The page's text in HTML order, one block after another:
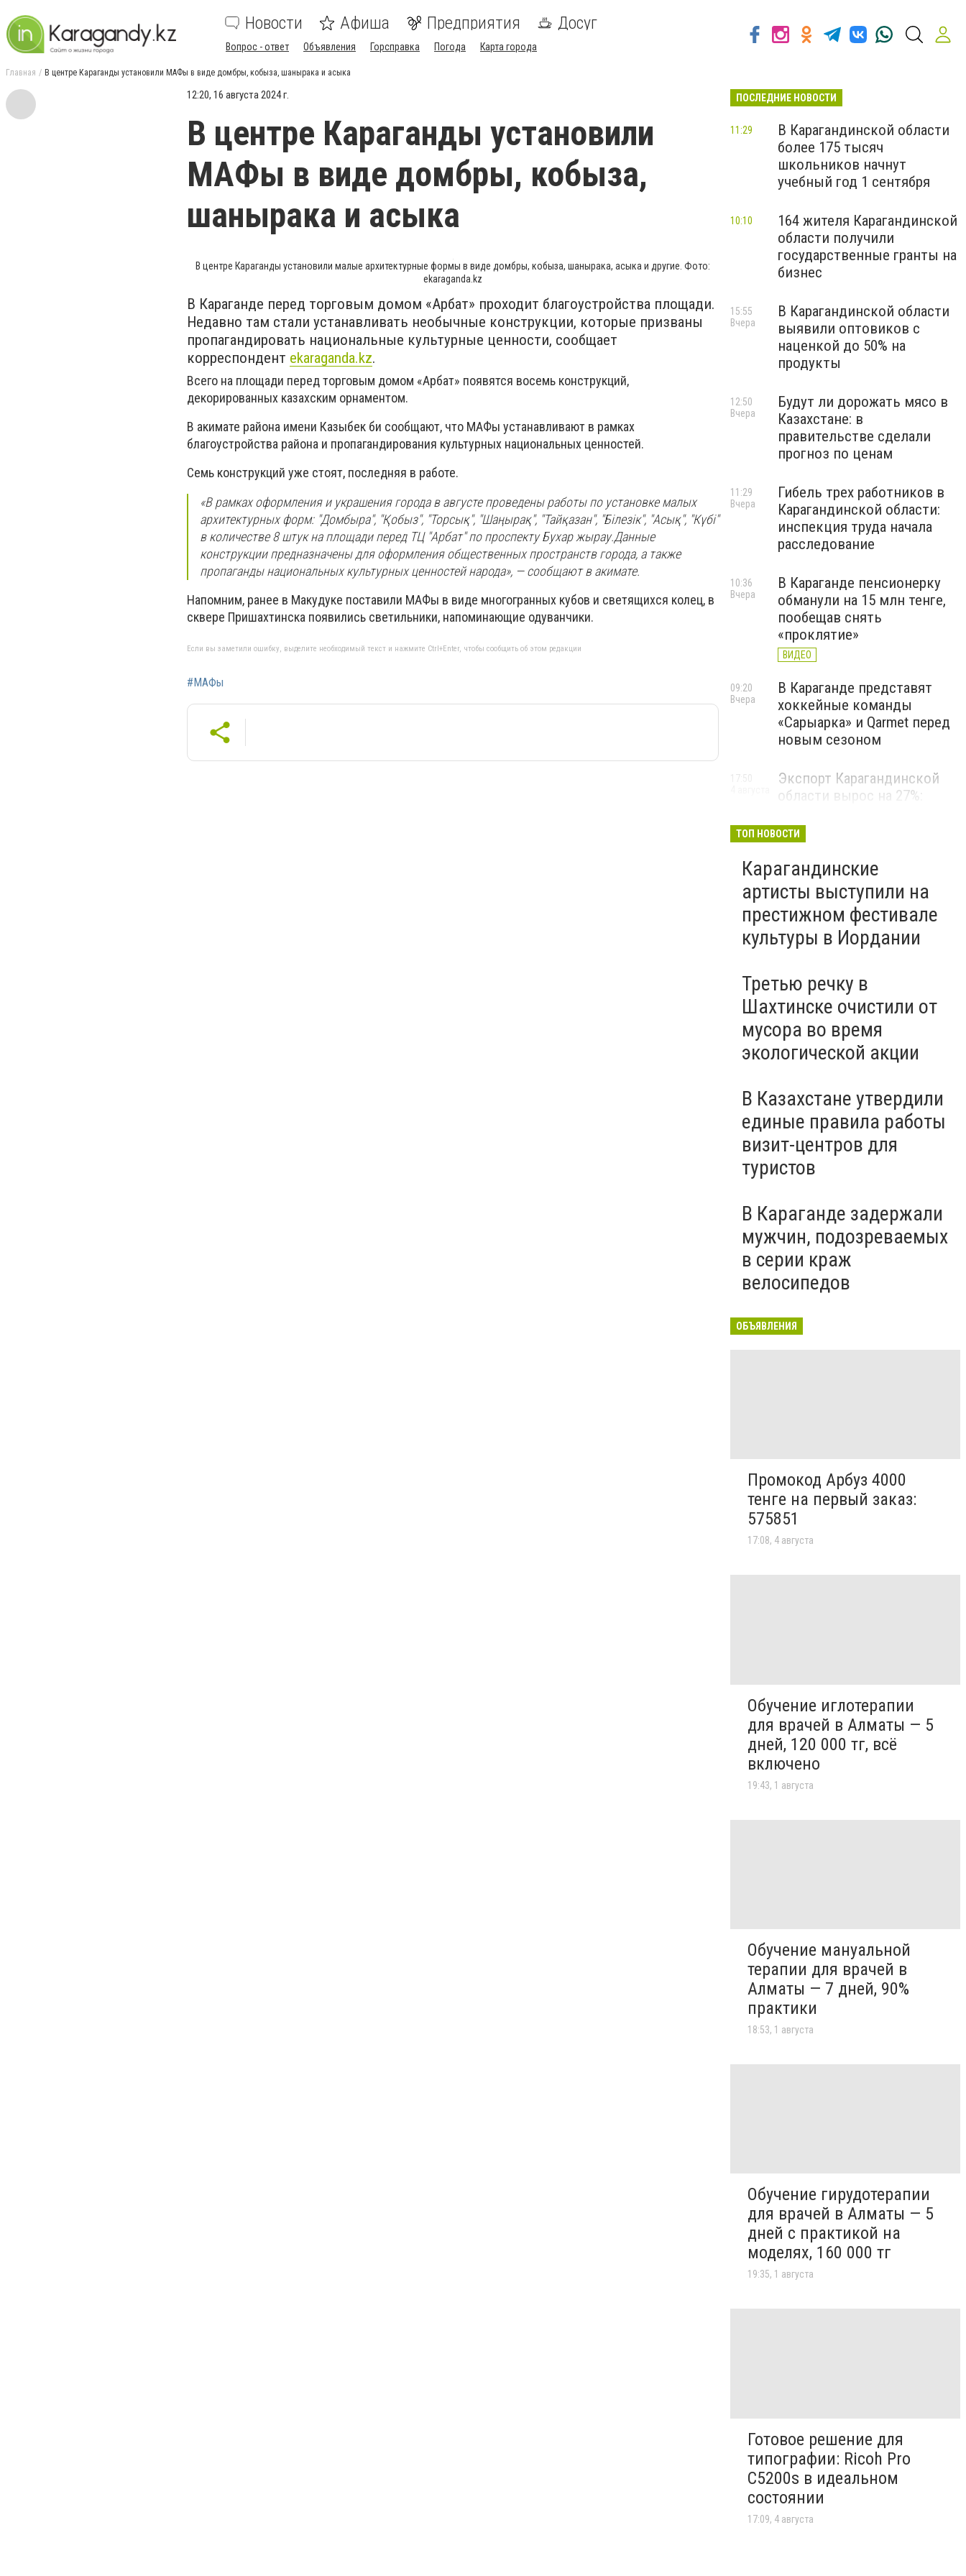
Новости Афиша Предприятия Досуг
Вопрос - ответ Объявления Горсправка Погода Карта города
Главная В центре Караганды установили МАФы в виде домбры, кобыза, шанырака и асыка
12:20, 16 августа 2024 г.
В центре Караганды установили
МАФы в виде домбры, кобыза,
шанырака и асыка
В центре Караганды установили малые архитектурные формы в виде домбры, кобыза, шанырака, асыка и другие. Фото:
ekaraganda.kz
В Караганде перед торговым домом «Арбат» проходит благоустройства площади.
Недавно там стали устанавливать необычные конструкции, которые призваны
пропагандировать национальные культурные ценности, сообщает
корреспондент ekaraganda.kz.
Всего на площади перед торговым домом «Арбат» появятся восемь конструкций,
декорированных казахским орнаментом.
В акимате района имени Казыбек би сообщают, что МАФы устанавливают в рамках
благоустройства района и пропагандирования культурных национальных ценностей.
Семь конструкций уже стоят, последняя в работе.
«В рамках оформления и украшения города в августе проведены работы по установке малых
архитектурных форм: "Домбыра", "Қобыз", "Торсық", "Шаңырақ", "Тайқазан", "Білезік", "Асық", "Күбі"
в количестве 8 штук на площади перед ТЦ "Арбат" по проспекту Бухар жырау.Данные
конструкции предназначены для оформления общественных пространств города, а также
пропаганды национальных культурных ценностей народа», — сообщают в акимате.
Напомним, ранее в Макудуке поставили МАФы в виде многогранных кубов и светящихся колец, в
сквере Пришахтинска появились светильники, напоминающие одуванчики.
Если вы заметили ошибку, выделите необходимый текст и нажмите Ctrl+Enter, чтобы сообщить об этом редакции
#МАФы
ПОСЛЕДНИЕ НОВОСТИ
В Карагандинской области
более 175 тысяч
школьников начнут
учебный год 1 сентября
11:29
164 жителя Карагандинской
области получили
государственные гранты на
бизнес
10:10
В Карагандинской области
выявили оптовиков с
наценкой до 50% на
продукты
15:55
Вчера
Будут ли дорожать мясо в
Казахстане: в
правительстве сделали
прогноз по ценам
12:50
Вчера
Гибель трех работников в
Карагандинской области:
инспекция труда начала
расследование
11:29
Вчера
В Караганде пенсионерку
обманули на 15 млн тенге,
пообещав снять
«проклятие»
ВИДЕО
10:36
Вчера
В Караганде представят
хоккейные команды
«Сарыарка» и Qarmet перед
новым сезоном
09:20
Вчера
Экспорт Карагандинской
области вырос на 27%:
рынки
17:50
ТОП НОВОСТИ
Карагандинские
артисты выступили на
престижном фестивале
культуры в Иордании
Третью речку в
Шахтинске очистили от
мусора во время
экологической акции
В Казахстане утвердили
единые правила работы
визит-центров для
туристов
В Караганде задержали
мужчин, подозреваемых
в серии краж
велосипедов
ОБЪЯВЛЕНИЯ
Промокод Арбуз 4000
тенге на первый заказ:
575851
17:08, 4 августа
Обучение иглотерапии
для врачей в Алматы — 5
дней, 120 000 тг, всё
включено
19:43, 1 августа
Обучение мануальной
терапии для врачей в
Алматы — 7 дней, 90%
практики
18:53, 1 августа
Обучение гирудотерапии
для врачей в Алматы — 5
дней с практикой на
моделях, 160 000 тг
19:35, 1 августа
Готовое решение для
типографии: Ricoh Pro
C5200s в идеальном
состоянии
17:09, 4 августа